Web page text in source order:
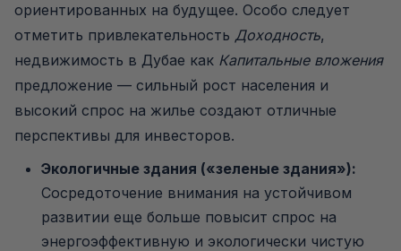
ориентированных на будущее. Особо следует
отметить привлекательность Доходность,
недвижимость в Дубае как Капитальные вложения
предложение — сильный рост населения и
высокий спрос на жилье создают отличные
перспективы для инвесторов.
Экологичные здания («зеленые здания»):
Сосредоточение внимания на устойчивом
развитии еще больше повысит спрос на
энергоэффективную и экологически чистую